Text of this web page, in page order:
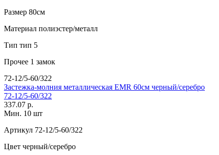
Размер 80см
Материал полиэстер/металл
Тип тип 5
Прочее 1 замок
72-12/5-60/322
Застежка-молния металлическая EMR 60см черный/серебро
72-12/5-60/322
337.07 р.
Мин. 10 шт
Артикул 72-12/5-60/322
Цвет черный/серебро